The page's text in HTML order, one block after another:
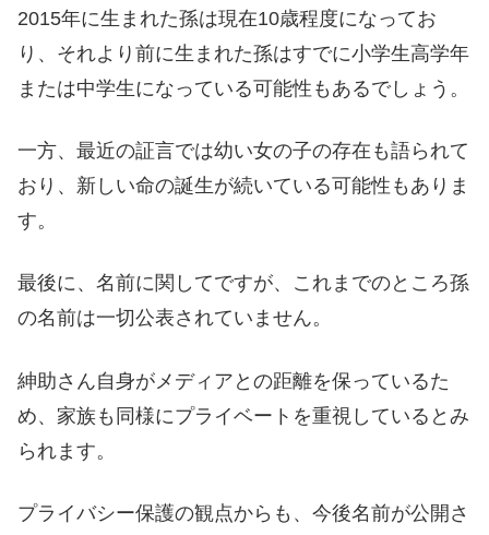
2015年に生まれた孫は現在10歳程度になってお
り、それより前に生まれた孫はすでに小学生高学年
または中学生になっている可能性もあるでしょう。
一方、最近の証言では幼い女の子の存在も語られて
おり、新しい命の誕生が続いている可能性もありま
す。
最後に、名前に関してですが、これまでのところ孫
の名前は一切公表されていません。
紳助さん自身がメディアとの距離を保っているた
め、家族も同様にプライベートを重視しているとみ
られます。
プライバシー保護の観点からも、今後名前が公開さ